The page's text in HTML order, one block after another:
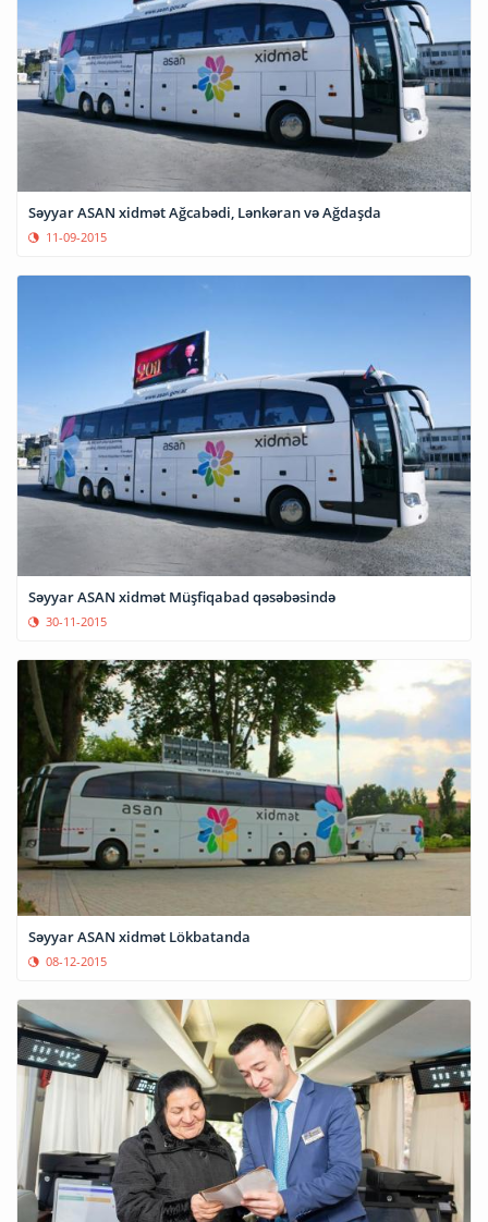
Səyyar ASAN xidmət Ağcabədi, Lənkəran və Ağdaşda
11-09-2015
Səyyar ASAN xidmət Müşfiqabad qəsəbəsində
30-11-2015
Səyyar ASAN xidmət Lökbatanda
08-12-2015